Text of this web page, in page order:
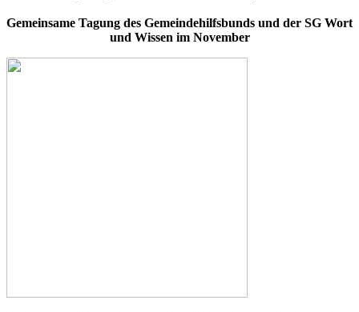
Gemeinsame Tagung des Gemeindehilfsbunds und der SG Wort
und Wissen im November